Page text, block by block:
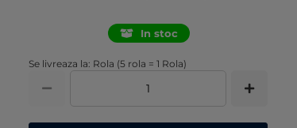
In stoc
Se livreaza la: Rola (5 rola = 1 Rola)